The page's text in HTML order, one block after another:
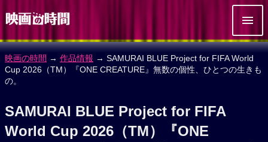
映画の時間 → 作品情報 → SAMURAI BLUE Project for FIFA World
Cup 2026（TM）『ONE CREATURE』無数の個性、ひとつの生きも
の。
SAMURAI BLUE Project for FIFA
World Cup 2026（TM）『ONE